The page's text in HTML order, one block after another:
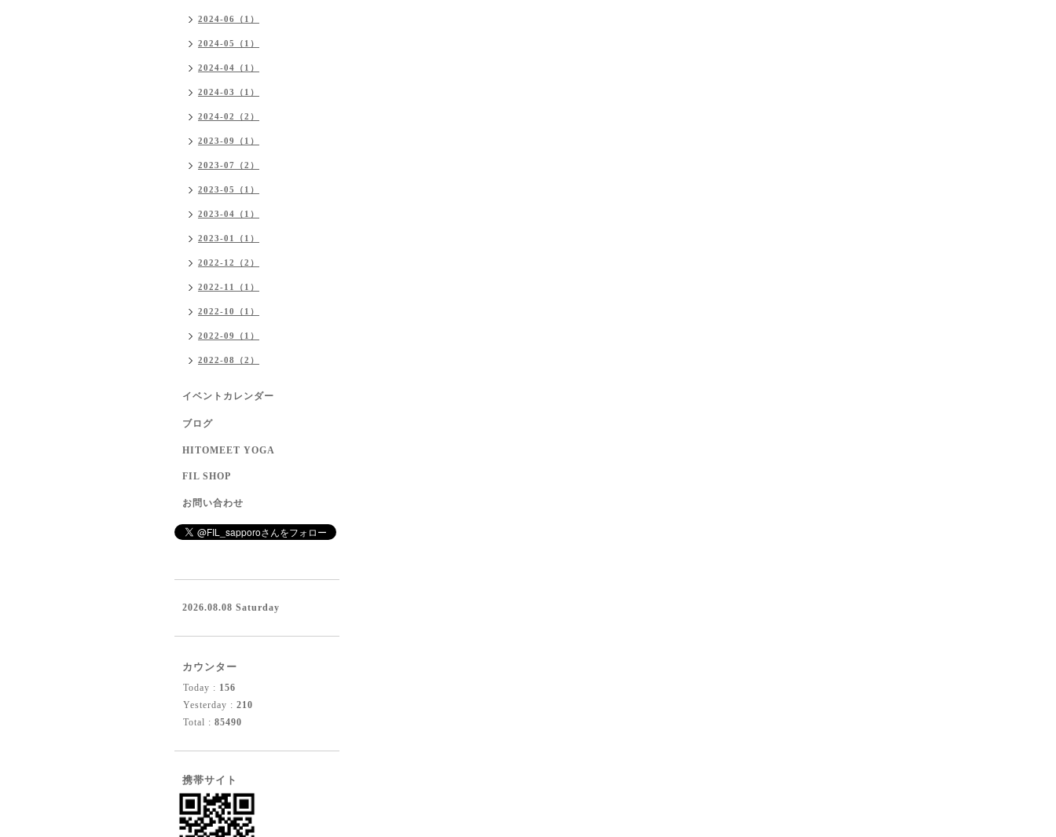
2024-06（1）
2024-05（1）
2024-04（1）
2024-03（1）
2024-02（2）
2023-09（1）
2023-07（2）
2023-05（1）
2023-04（1）
2023-01（1）
2022-12（2）
2022-11（1）
2022-10（1）
2022-09（1）
2022-08（2）
イベントカレンダー
ブログ
HITOMEET YOGA
FIL SHOP
お問い合わせ
2026.08.08 Saturday
カウンター
Today : 156
Yesterday : 210
Total : 85490
携帯サイト